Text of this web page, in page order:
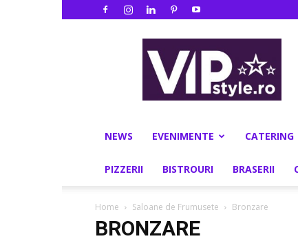
NEWS EVENIMENTE CATERING
PIZZERII BISTROURI BRASERII
Home Saloane de Frumusete Bronzare
BRONZARE